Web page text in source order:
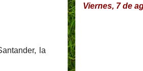
la
Viernes, 7 de